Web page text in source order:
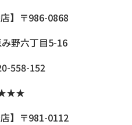
】〒986-0868
野六丁目5-16
558-152
店】〒981-0112